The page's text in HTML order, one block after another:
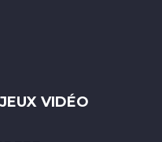
VIDÉO